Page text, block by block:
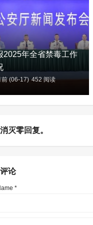
2025年全省禁毒工作
前 (06-17) 452 阅读
灭零回复。
论
*